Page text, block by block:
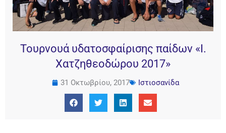
Τουρνουά υδατοσφαίρισης παίδων «Ι.
Χατζηθεοδώρου 2017»
31 Οκτωβρίου, 2017 Ιστιοσανίδα